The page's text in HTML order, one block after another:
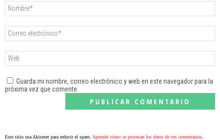
Guarda mi nombre, correo electrónico y web en este navegador para la
próxima vez que comente.
Este sitio usa Akismet para reducir el spam. Aprende cómo se procesan los datos de tus comentarios